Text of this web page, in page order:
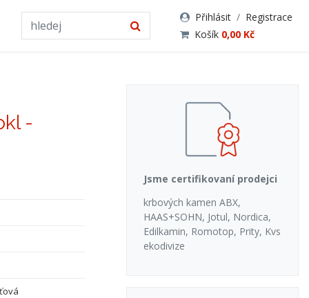
Přihlásit / Registrace
Košík 0,00 Kč
-
Jsme certifikovaní prodejci
krbových kamen ABX,
HAAS+SOHN, Jotul, Nordica,
Edilkamin, Romotop, Prity, Kvs
ekodivize